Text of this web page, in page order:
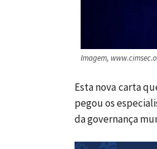
Imagem,
Esta nova carta
pegou os
da governança